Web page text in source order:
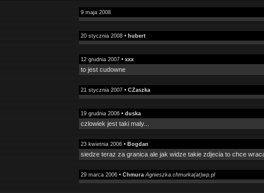
9 maja 2008
20 stycznia 2008 • hubert
12 grudnia 2007 • xxx
to jest cudowne
21 stycznia 2007 • CZaszka
19 grudnia 2006 • duska
czlowiek jest taki maly...
23 kwietnia 2006 • Bogdan
siedze teraz za granica ale jak widze takie zdjecia to chce
29 marca 2006 • Chmura Agnieszka.chmurka(at)wp.pl